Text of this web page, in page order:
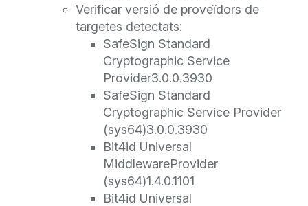
Verificar versió de proveïdors de
targetes detectats:
SafeSign Standard
Cryptographic Service
Provider3.0.0.3930
SafeSign Standard
Cryptographic Service Provider
(sys64)3.0.0.3930
Bit4id Universal
MiddlewareProvider
(sys64)1.4.0.1101
Bit4id Universal